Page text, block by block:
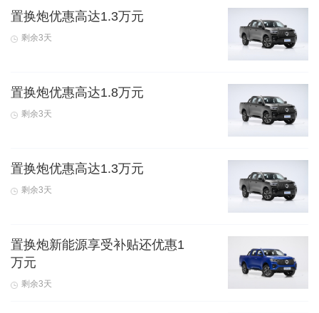
置换炮优惠高达1.3万元
剩余3天
置换炮优惠高达1.8万元
剩余3天
置换炮优惠高达1.3万元
剩余3天
置换炮新能源享受补贴还优惠1
万元
剩余3天